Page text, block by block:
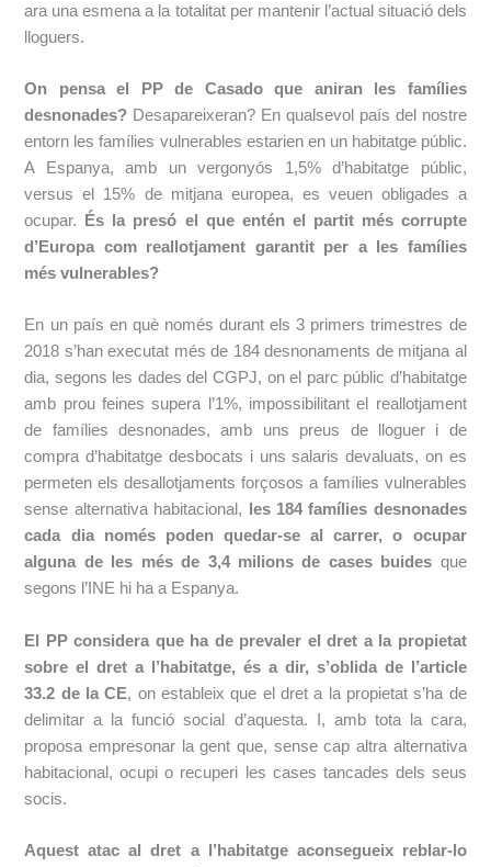
ara una esmena a la totalitat per mantenir l’actual situació dels
lloguers.
On pensa el PP de Casado que aniran les
famílies
desnonades? Desapareixeran? En qualsevol país del nostre
entorn les famílies vulnerables estarien en un habitatge públic.
A Espanya,
amb un vergonyós 1,5%
d’habitatge públic,
versus el
15% de mitjana europea, es veuen obligades a
ocupar. És la presó el que entén el partit més corrupte
d’Europa com reallotjament garantit per a les famílies
més vulnerables?
En un país en què només durant els 3 primers trimestres de
2018 s’han executat més de 184 desnonaments de mitjana al
dia, segons les dades del CGPJ, on el parc públic d’habitatge
amb prou feines supera l’1%, impossibilitant el reallotjament
de famílies desnonades, amb uns preus de lloguer i de
compra d’habitatge desbocats i uns salaris devaluats, on es
permeten els desallotjaments forçosos a famílies vulnerables
sense alternativa habitacional,
les 184 famílies desnonades
cada dia només poden quedar-se al carrer, o ocupar
alguna de les més de 3,4 milions de cases buides que
segons l’INE hi ha a Espanya.
El PP considera que ha de prevaler el dret a la propietat
sobre el dret a l’habitatge, és a dir, s’oblida de l’article
33.2 de la CE, on estableix que el dret a la propietat s’ha de
delimitar a la funció social d’aquesta. I, amb tota la cara,
proposa empresonar la gent que, sense cap altra alternativa
habitacional , ocupi o recuperi les cases tancades dels seus
socis.
Aquest atac al dret a l’habitatge aconsegueix reblar-lo